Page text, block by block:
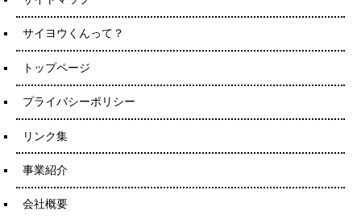
サイヨウくんって？
トップページ
プライバシーポリシー
リンク集
事業紹介
会社概要